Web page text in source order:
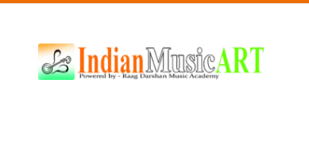
Music
ART